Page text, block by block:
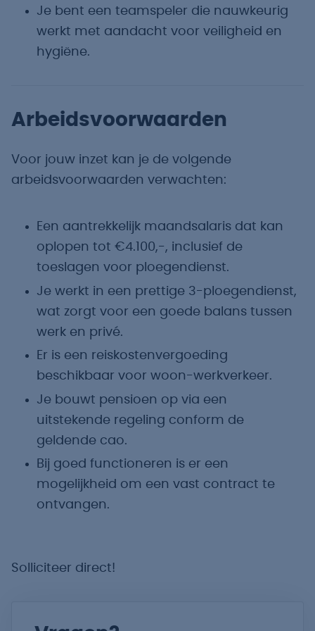
Je bent een teamspeler die nauwkeurig
werkt met aandacht voor veiligheid en
hygiëne.
Arbeidsvoorwaarden
Voor jouw inzet kan je de volgende
arbeidsvoorwaarden verwachten:
Een aantrekkelijk maandsalaris dat kan
oplopen tot €4.100,-, inclusief de
toeslagen voor ploegendienst.
Je werkt in een prettige 3-ploegendienst,
wat zorgt voor een goede balans tussen
werk en privé.
Er is een reiskostenvergoeding
beschikbaar voor woon-werkverkeer.
Je bouwt pensioen op via een
uitstekende regeling conform de
geldende cao.
Bij goed functioneren is er een
mogelijkheid om een vast contract te
ontvangen.
Solliciteer direct!